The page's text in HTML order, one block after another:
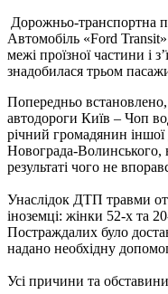
Дорожньо-транспортна
Автомобіль «Ford
межі проїзної частини і
знадобилася трьом
Попередньо
автодороги Київ – Чоп
річний громадянин
Новограда-Волинського,
результаті чого не
Унаслідок ДТП травми
іноземці: жінки 52-х та
Постраждалих було
надано необхідну
Усі причини та